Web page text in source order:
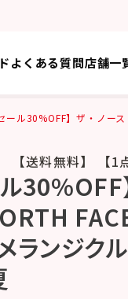
よくある質問店舗一
ール30%OFF】ザ・ノー
【送料無料】 【1
30%OFF
ランジク